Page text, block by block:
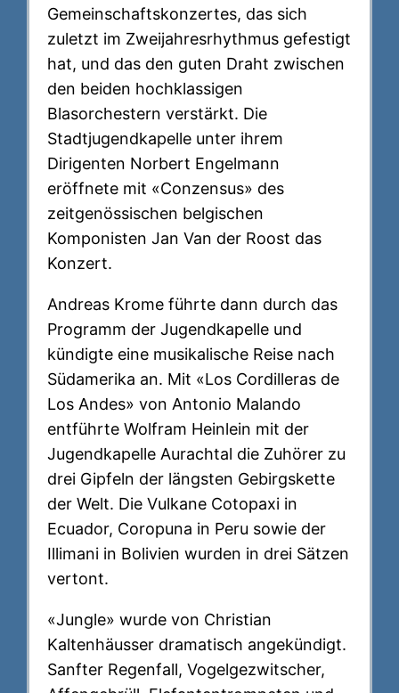
Gemeinschaftskonzertes, das sich
zuletzt im Zweijahresrhythmus gefestigt
hat, und das den guten Draht zwischen
den beiden hochklassigen
Blasorchestern verstärkt. Die
Stadtjugendkapelle unter ihrem
Dirigenten Norbert Engelmann
eröffnete mit «Conzensus» des
zeitgenössischen belgischen
Komponisten Jan Van der Roost das
Konzert.
Andreas Krome führte dann durch das
Programm der Jugendkapelle und
kündigte eine musikalische Reise nach
Südamerika an. Mit «Los Cordilleras de
Los Andes» von Antonio Malando
entführte Wolfram Heinlein mit der
Jugendkapelle Aurachtal die Zuhörer zu
drei Gipfeln der längsten Gebirgskette
der Welt. Die Vulkane Cotopaxi in
Ecuador, Coropuna in Peru sowie der
Illimani in Bolivien wurden in drei Sätzen
vertont.
«Jungle» wurde von Christian
Kaltenhäusser dramatisch angekündigt.
Sanfter Regenfall, Vogelgezwitscher,